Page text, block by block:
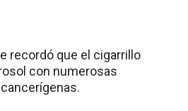
recordó que el cigarrillo
con numerosas